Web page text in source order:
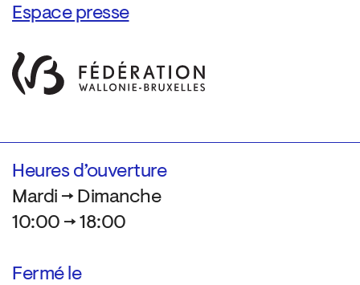
Espace presse
Heures d’ouverture
Mardi → Dimanche
10:00 → 18:00
Fermé le